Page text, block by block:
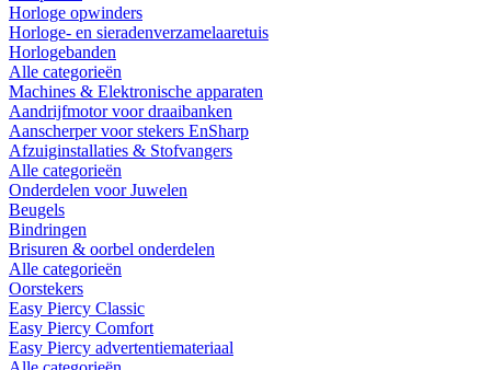
Horloge opwinders
Horloge- en sieradenverzamelaaretuis
Horlogebanden
Alle categorieën
Machines & Elektronische apparaten
Aandrijfmotor voor draaibanken
Aanscherper voor stekers EnSharp
Afzuiginstallaties & Stofvangers
Alle categorieën
Onderdelen voor Juwelen
Beugels
Bindringen
Brisuren & oorbel onderdelen
Alle categorieën
Oorstekers
Easy Piercy Classic
Easy Piercy Comfort
Easy Piercy advertentiemateriaal